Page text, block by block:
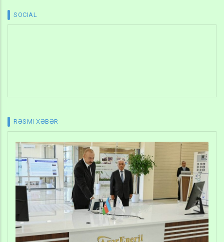
SOCIAL
RƏSMI XƏBƏR